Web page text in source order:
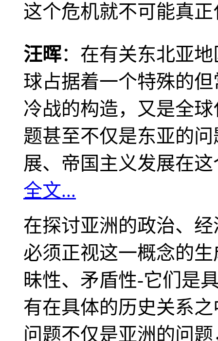
这个危机就不可能真
汪晖：在有关东北亚
球占据着一个特殊的
冷战的构造，又是全
题甚至不仅是东亚的
展、帝国主义发展在
全文...
在探讨亚洲的政治、
必须正视这一概念的
昧性、矛盾性-它们是
有在具体的历史关系
问题不仅是亚洲的问